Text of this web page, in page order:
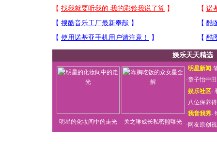
娱乐天天精选
明星的化妆间中的走光 关之琳成长私密照曝光
·明星新闻-
·章子怡中
·娱乐社区-
·八位保养
·我音我秀-
· 网友原创